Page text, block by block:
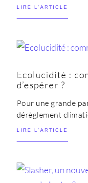
LIRE L'ARTICLE
Ecolucidité :
d’espérer ?
Pour une grande
dérèglement
LIRE L'ARTICLE